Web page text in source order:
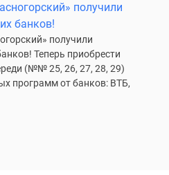
получили
банков!
получили
Теперь приобрести
(№№ 25, 26, 27, 28, 29)
программ от банков: ВТБ,